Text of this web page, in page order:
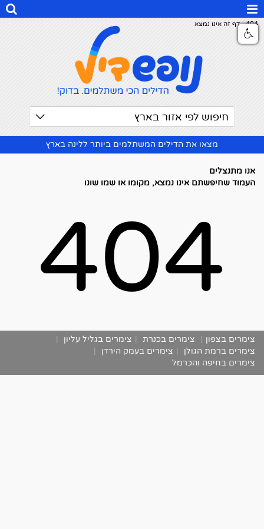
404 - דף זה אינו נמצא
חיפוש לפי אזור בארץ
מצאו את הדילים המשתלמים ביותר ללינה בארץ
אנו מתנצלים
העמוד שחיפשתם אינו נמצא, מקומו או שמו שונו
404
צימרים בצפון | צימרים בכנרת | צימרים בגליל עליון
|
צימרים ברמת הגולן
| צימרים בעמק הירדן
|
צימרים בחיפה והכרמל